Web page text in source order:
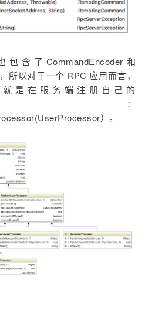
含了CommandEncoder和
所以对于一个 RPC 应用而言，
是在服务端注册自己的
：
）。